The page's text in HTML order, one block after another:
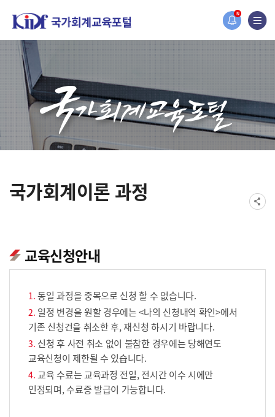
N
2019년도 국가회계 전문교육 사전수요조사 안내
[설문조사] 2019년도 국가회계 전문교육 사전수요조사 안내
국가회계이론 과정
교육신청안내
동일 과정을 중복으로 신청 할 수 없습니다.
일정 변경을 원할 경우에는 <나의 신청내역 확인>에서
기존 신청건을 취소한 후, 재신청 하시기 바랍니다.
신청 후 사전 취소 없이 불참한 경우에는 당해연도
교육신청이 제한될 수 있습니다.
교육 수료는 교육과정 전일, 전시간 이수 시에만
인정되며, 수료증 발급이 가능합니다.